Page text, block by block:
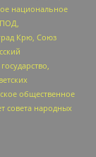
национальное
Крю, Союз
общественное
совета народных